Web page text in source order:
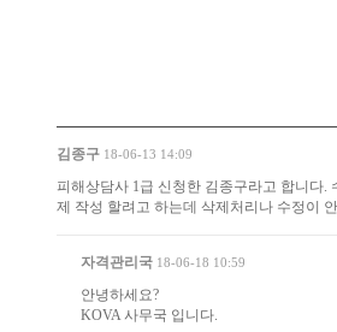
김종구 18-06-13 14:09
피해상담사 1급 신청한 김종구라고 합니다.
제 작성 할려고 하는데 삭제처리나 수정이
자격관리국 18-06-18 10:59
안녕하세요?
KOVA 사무국 입니다.